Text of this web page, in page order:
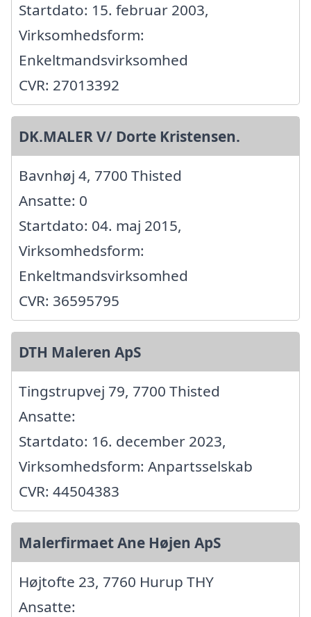
Startdato: 15. februar 2003,
Virksomhedsform:
Enkeltmandsvirksomhed
CVR: 27013392
DK.MALER V/ Dorte Kristensen.
Bavnhøj 4, 7700 Thisted
Ansatte: 0
Startdato: 04. maj 2015,
Virksomhedsform:
Enkeltmandsvirksomhed
CVR: 36595795
DTH Maleren ApS
Tingstrupvej 79, 7700 Thisted
Ansatte:
Startdato: 16. december 2023,
Virksomhedsform: Anpartsselskab
CVR: 44504383
Malerfirmaet Ane Højen ApS
Højtofte 23, 7760 Hurup THY
Ansatte: